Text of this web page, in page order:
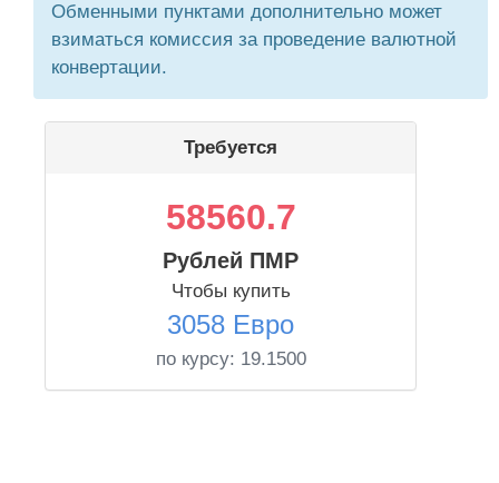
Обменными пунктами дополнительно может
взиматься комиссия за проведение валютной
конвертации.
Требуется
58560.7
Рублей ПМР
Чтобы купить
3058 Евро
по курсу: 19.1500